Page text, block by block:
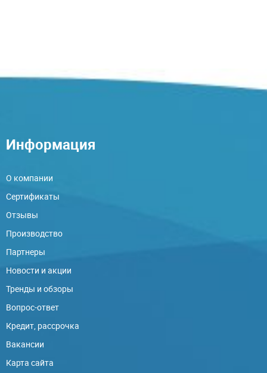
Информация
О компании
Сертификаты
Отзывы
Производство
Партнеры
Новости и акции
Тренды и обзоры
Вопрос-ответ
Кредит, рассрочка
Вакансии
Карта сайта